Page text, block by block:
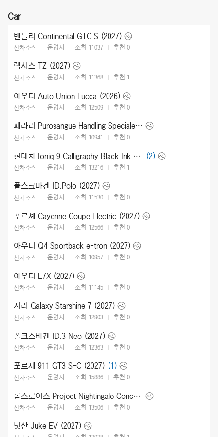
Car
벤틀리 Continental GTC S (2027)
신차소식 운영자 조회 11037 추천 0
렉서스 TZ (2027)
신차소식 운영자 조회 11368 추천 1
아우디 Auto Union Lucca (2026)
신차소식 운영자 조회 12509 추천 0
페라리 Purosangue Handling Speciale (2027)
신차소식 운영자 조회 10941 추천 0
현대차 Ioniq 9 Calligraphy Black Ink (2027) (2)
신차소식 운영자 조회 13216 추천 1
폴스크바겐 ID.Polo (2027)
신차소식 운영자 조회 11530 추천 0
포르셰 Cayenne Coupe Electric (2027)
신차소식 운영자 조회 12566 추천 0
아우디 Q4 Sportback e-tron (2027)
신차소식 운영자 조회 10957 추천 0
아우디 E7X (2027)
신차소식 운영자 조회 11145 추천 0
지리 Galaxy Starshine 7 (2027)
신차소식 운영자 조회 12903 추천 0
폴크스바겐 ID.3 Neo (2027)
신차소식 운영자 조회 12363 추천 0
포르셰 911 GT3 S-C (2027) (1)
신차소식 운영자 조회 15886 추천 0
롤스로이스 Project Nightingale Concept (2026)
신차소식 운영자 조회 13506 추천 0
닛산 Juke EV (2027)